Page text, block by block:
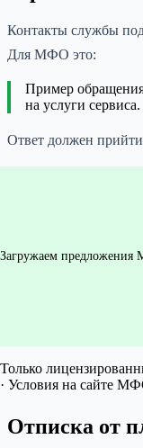
Контакты службы
Для МФО это:
Пример
на услуги
Ответ должен прийти
Загружаем
Только
· Условия на сайте
Отписка от